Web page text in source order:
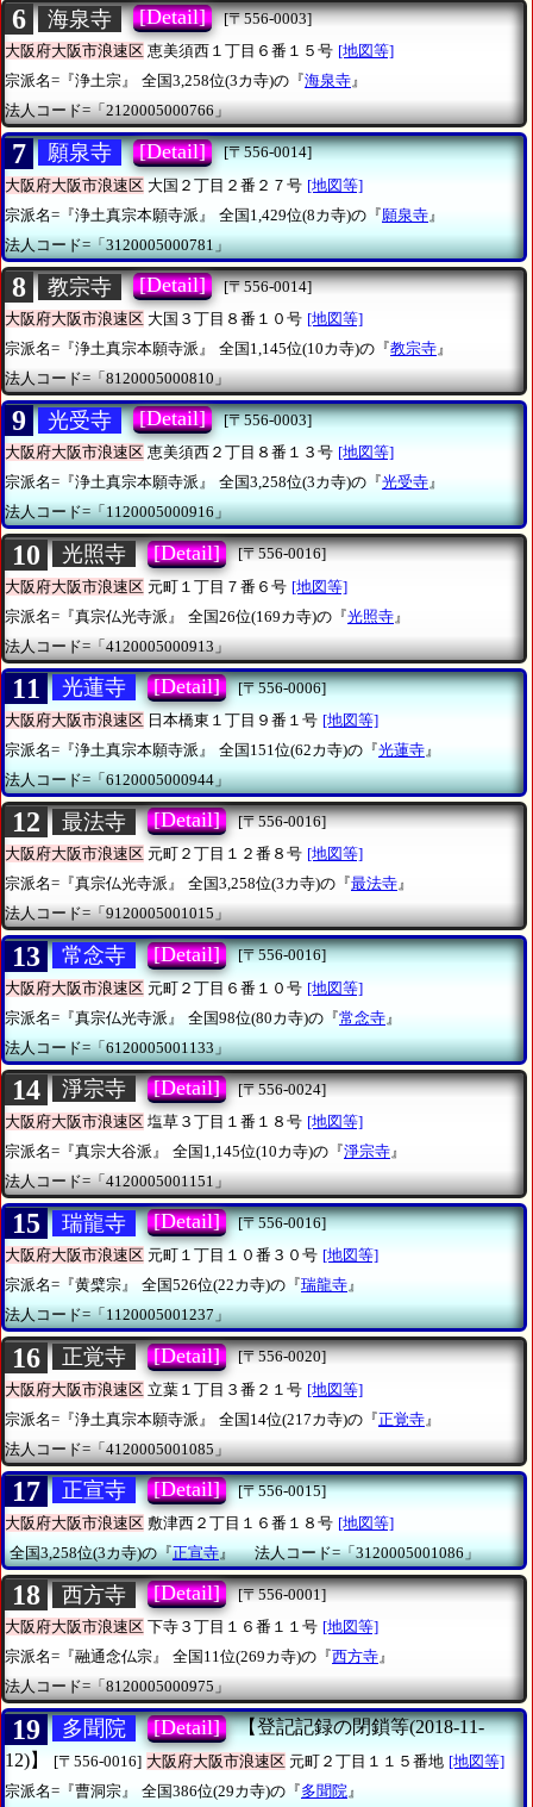
6 海泉寺 [Detail]
[〒556-0003]
大阪府大阪市浪速区 恵美須西１丁目６番１５号 [地図等]
宗派名=『浄土宗』
全国3,258位(3カ寺)の『海泉寺』
法人コード=「2120005000766」
7 願泉寺 [Detail]
[〒556-0014]
大阪府大阪市浪速区 大国２丁目２番２７号 [地図等]
宗派名=『浄土真宗本願寺派』
全国1,429位(8カ寺)の『願泉寺 』
法人コード=「3120005000781」
8 教宗寺 [Detail]
[〒556-0014]
大阪府大阪市浪速区 大国３丁目８番１０号 [地図等]
宗派名=『浄土真宗本願寺派』
全国1,145位(10カ寺)の『教宗寺』
法人コード=「8120005000810」
9 光受寺 [Detail]
[〒556-0003]
大阪府大阪市浪速区 恵美須西２丁目８番１３号 [地図等]
宗派名=『浄土真宗本願寺派』
全国3,258位(3カ寺)の『光受寺』
法人コード=「1120005000916」
10 光照寺 [Detail]
[〒556-0016]
大阪府大阪市浪速区 元町１丁目７番６号 [地図等]
宗派名=『真宗仏光寺派』
全国26位(169カ寺)の『光照寺 』
法人コード=「4120005000913」
11 光蓮寺 [Detail]
[〒556-0006]
大阪府大阪市浪速区 日本橋東１丁目９番１号 [地図等]
宗派名=『浄土真宗本願寺派』
全国151位(62カ寺)の『光蓮寺 』
法人コード=「6120005000944」
12 最法寺 [Detail]
[〒556-0016]
大阪府大阪市浪速区 元町２丁目１２番８号 [地図等]
宗派名=『真宗仏光寺派』
全国3,258位(3カ寺)の『最法寺』
法人コード=「9120005001015」
13 常念寺 [Detail]
[〒556-0016]
大阪府大阪市浪速区 元町２丁目６番１０号 [地図等]
宗派名=『真宗仏光寺派』
全国98位(80カ寺)の『常念寺 』
法人コード=「6120005001133」
14 淨宗寺 [Detail]
[〒556-0024]
大阪府大阪市浪速区 塩草３丁目１番１８号 [地図等]
宗派名=『真宗大谷派』
全国1,145位(10カ寺)の『淨宗寺 』
法人コード=「4120005001151」
15 瑞龍寺 [Detail]
[〒556-0016]
大阪府大阪市浪速区 元町１丁目１０番３０号 [地図等]
宗派名=『黄檗宗』
全国526位(22カ寺)の『瑞龍寺』
法人コード=「1120005001237」
16 正覚寺 [Detail]
[〒556-0020]
大阪府大阪市浪速区 立葉１丁目３番２１号 [地図等]
宗派名=『浄土真宗本願寺派』
全国14位(217カ寺)の『正覚寺 』
法人コード=「4120005001085」
17 正宣寺 [Detail]
[〒556-0015]
大阪府大阪市浪速区 敷津西２丁目１６番１８号 [地図等]
全国3,258位(3カ寺)の『正宣寺』 法人コード=「3120005001086」
18 西方寺 [Detail]
[〒556-0001]
大阪府大阪市浪速区 下寺３丁目１６番１１号 [地図等]
宗派名=『融通念仏宗』
全国11位(269カ寺)の『西方寺』
法人コード=「8120005000975」
19 多聞院 [Detail]
【登記記録の閉鎖等(2018-11-
12)】
[〒556-0016] 大阪府大阪市浪速区 元町２丁目１１５番地 [地図等]
宗派名=『曹洞宗』
全国386位(29カ寺)の『多聞院 』